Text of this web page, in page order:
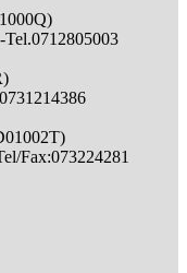
Fax:073224281